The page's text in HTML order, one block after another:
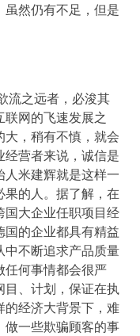
然仍有不足，但是
流之远者，必浚其
网的飞速发展之
，稍有不慎，就会
营者来说，诚信是
米建辉就是这样一
的人。据了解，在
国大企业任职项目经
的企业都具有精益
中不断追求产品质量
任何事情都会很严
目、计划，保证在执
的经济大背景下，难
做一些欺骗顾客的事